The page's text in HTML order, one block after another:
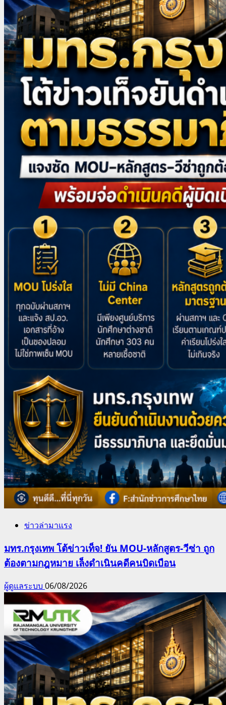
ข่าวล่ามาแรง
มทร.กรุงเทพ โต้ข่าวเท็จ! ยัน MOU-หลักสูตร-วีซ่า ถูก
ต้องตามกฎหมาย เล็งดำเนินคดีคนบิดเบือน
ผู้ดูแลระบบ 06/08/2026